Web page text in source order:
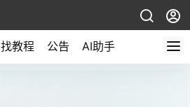
找教程 公告 AI助手